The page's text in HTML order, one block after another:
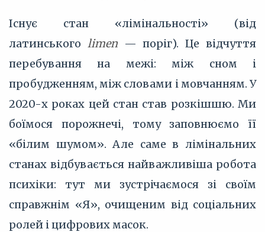
Існує стан «лімінальності» (від
латинського limen— поріг). Це відчуття
перебування на межі: між сном і
пробудженням, між словами і мовчанням. У
2020-х роках цей стан став розкішшю. Ми
боїмося порожнечі, тому заповнюємо її
«білим шумом». Але саме в лімінальних
станах відбувається найважливіша робота
психіки: тут ми зустрічаємося зі своїм
справжнім «Я», очищеним від соціальних
ролей і цифрових масок.